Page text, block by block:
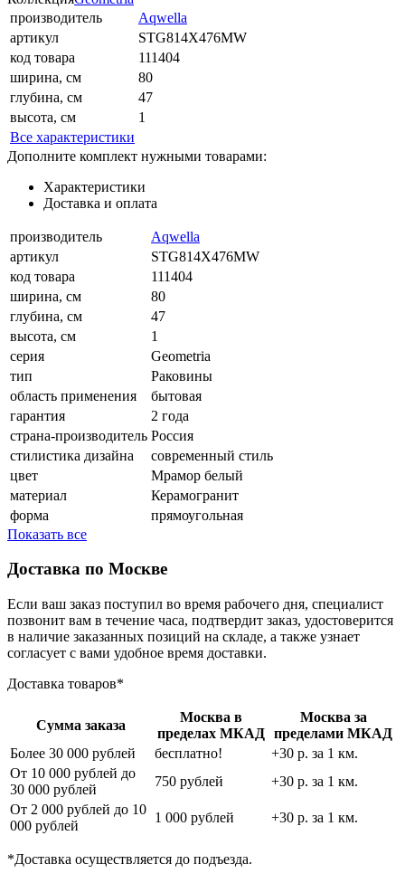
производитель
Aqwella
артикул
STG814X476MW
код товара
111404
ширина, см
80
глубина, см
47
высота, см
1
Все характеристики
Дополните комплект нужными товарами:
Характеристики
Доставка и оплата
производитель
Aqwella
артикул
STG814X476MW
код товара
111404
ширина, см
80
глубина, см
47
высота, см
1
серия
Geometria
тип
Раковины
область применения
бытовая
гарантия
2 года
страна-производитель Россия
стилистика дизайна
современный стиль
цвет
Мрамор белый
материал
Керамогранит
форма
прямоугольная
Показать все
Доставка по Москве
Если ваш заказ поступил во время рабочего дня, специалист
позвонит вам в течение часа, подтвердит заказ, удостоверится
в наличие заказанных позиций на складе, а также узнает
согласует с вами удобное время доставки.
Доставка товаров*
Сумма заказа
Москва в
пределах МКАД
Москва за
пределами МКАД
Более 30 000 рублей
бесплатно!
+30 р. за 1 км.
От 10 000 рублей до
30 000 рублей
750 рублей
+30 р. за 1 км.
От 2 000 рублей до 10
000 рублей
1 000 рублей +30 р. за 1 км.
*Доставка осуществляется до подъезда.